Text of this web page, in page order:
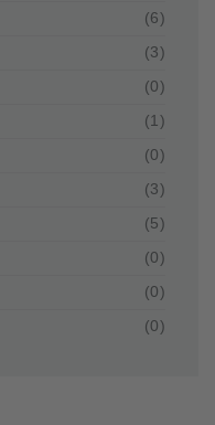
(6)
(3)
(0)
(1)
(0)
(3)
(5)
(0)
(0)
(0)